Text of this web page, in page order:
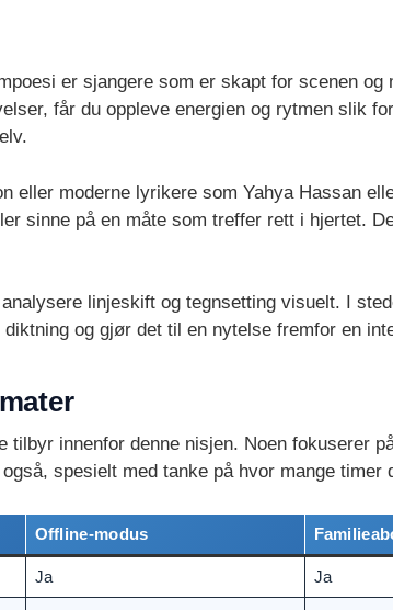
er sjangere som er skapt for scenen og
får du oppleve energien og rytmen slik
moderne lyrikere som Yahya Hassan
sinne på en måte som treffer rett i hjertet.
linjeskift og tegnsetting visuelt. I
og gjør det til en nytelse fremfor en
innenfor denne nisjen. Noen fokuserer
spesielt med tanke på hvor mange timer
Offline-modus
Ja Ja